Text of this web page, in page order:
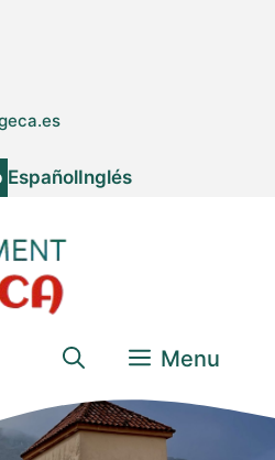
EspañolInglés
Menu